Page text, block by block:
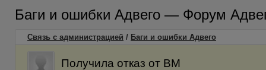
Баги и ошибки Адвего — Форум
Связь с администрацией / Баги и ошибки Адвего
Получила отказ от ВМ